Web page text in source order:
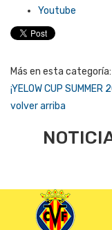
Youtube
Más en esta categoría:
¡YELOW CUP SUMMER
volver arriba